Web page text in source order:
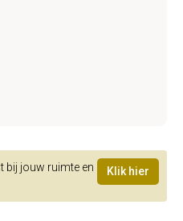
bij jouw ruimte en
Klik hier